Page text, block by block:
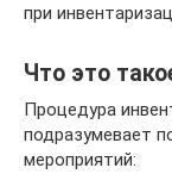
при
Что это
Процедура
подразумевает
мероприятий: